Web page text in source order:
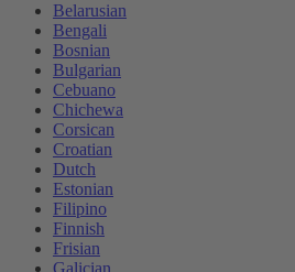
Belarusian
Bengali
Bosnian
Bulgarian
Cebuano
Chichewa
Corsican
Croatian
Dutch
Estonian
Filipino
Finnish
Frisian
Galician